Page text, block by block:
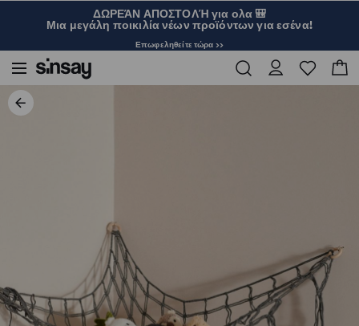
ΔΩΡΕΆΝ ΑΠΟΣΤΟΛΉ για ολα 🎒
Μια μεγάλη ποικιλία νέων προϊόντων για εσένα!
Επωφεληθείτε τώρα >>